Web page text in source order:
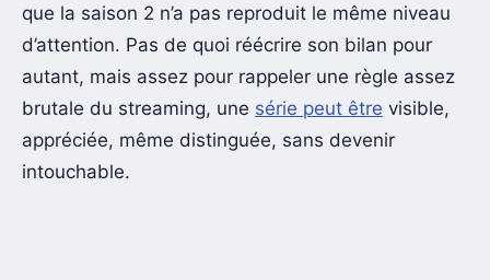
que la saison 2 n’a pas reproduit le même niveau
d’attention. Pas de quoi réécrire son bilan pour
autant, mais assez pour rappeler une règle assez
brutale du streaming, une série peut être visible,
appréciée, même distinguée, sans devenir
intouchable.